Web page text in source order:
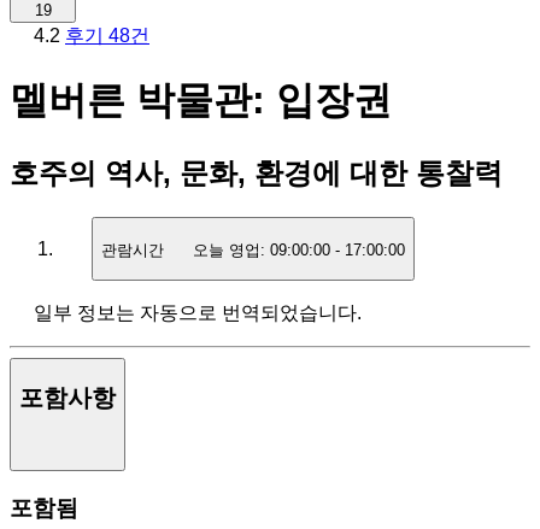
19
4.2 후기 48건
멜버른 박물관: 입장권
호주의 역사, 문화, 환경에 대한 통찰력
관람시간 오늘 영업: 09:00:00 - 17:00:00
일부 정보는 자동으로 번역되었습니다.
포함사항
포함됨